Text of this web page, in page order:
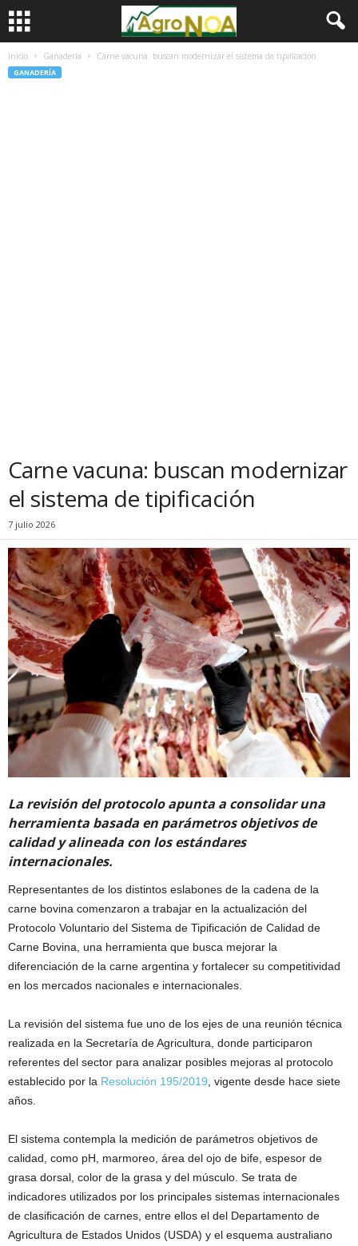
Inicio Ganadería Carne vacuna: buscan modernizar el sistema de tipificación
GANADERÍA
Carne vacuna: buscan modernizar
el sistema de tipificación
7 julio 2026
La revisión del protocolo apunta a consolidar una
herramienta basada en parámetros objetivos de
calidad y alineada con los estándares
internacionales.
Representantes de los distintos eslabones de la cadena de la
carne bovina comenzaron a trabajar en la actualización del
Protocolo Voluntario del Sistema de Tipificación de Calidad de
Carne Bovina, una herramienta que busca mejorar la
diferenciación de la carne argentina y fortalecer su competitividad
en los mercados nacionales e internacionales.
La revisión del sistema fue uno de los ejes de una reunión técnica
realizada en la Secretaría de Agricultura, donde participaron
referentes del sector para analizar posibles mejoras al protocolo
establecido por la Resolución 195/2019 , vigente desde hace siete
años.
El sistema contempla la medición de parámetros objetivos de
calidad, como pH, marmoreo, área del ojo de bife, espesor de
grasa dorsal, color de la grasa y del músculo. Se trata de
indicadores utilizados por los principales sistemas internacionales
de clasificación de carnes, entre ellos el del Departamento de
Agricultura de Estados Unidos (USDA) y el esquema australiano